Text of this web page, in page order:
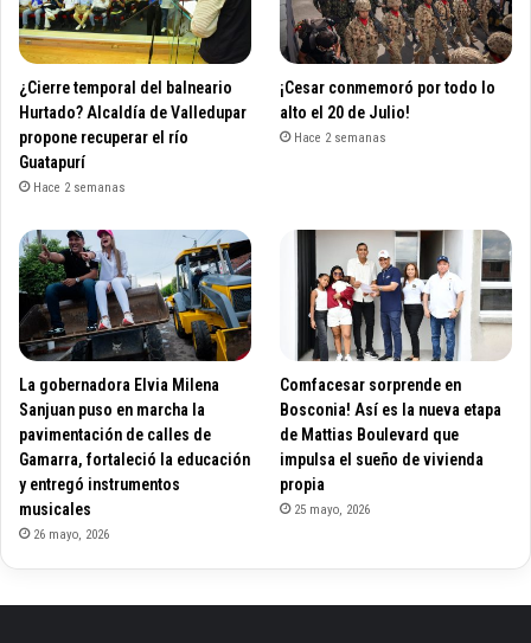
¿Cierre temporal del balneario
Hurtado? Alcaldía de Valledupar
propone recuperar el río
Guatapurí
Hace 2 semanas
¡Cesar conmemoró por todo lo
alto el 20 de Julio!
Hace 2 semanas
La gobernadora Elvia Milena
Sanjuan puso en marcha la
pavimentación de calles de
Gamarra, fortaleció la educación
y entregó instrumentos
musicales
26 mayo, 2026
Comfacesar sorprende en
Bosconia! Así es la nueva etapa
de Mattias Boulevard que
impulsa el sueño de vivienda
propia
25 mayo, 2026